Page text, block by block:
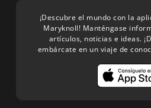
¡Descubre el mundo con la
Maryknoll! Manténgase
artículos, noticias e ideas.
embárcate en un viaje de